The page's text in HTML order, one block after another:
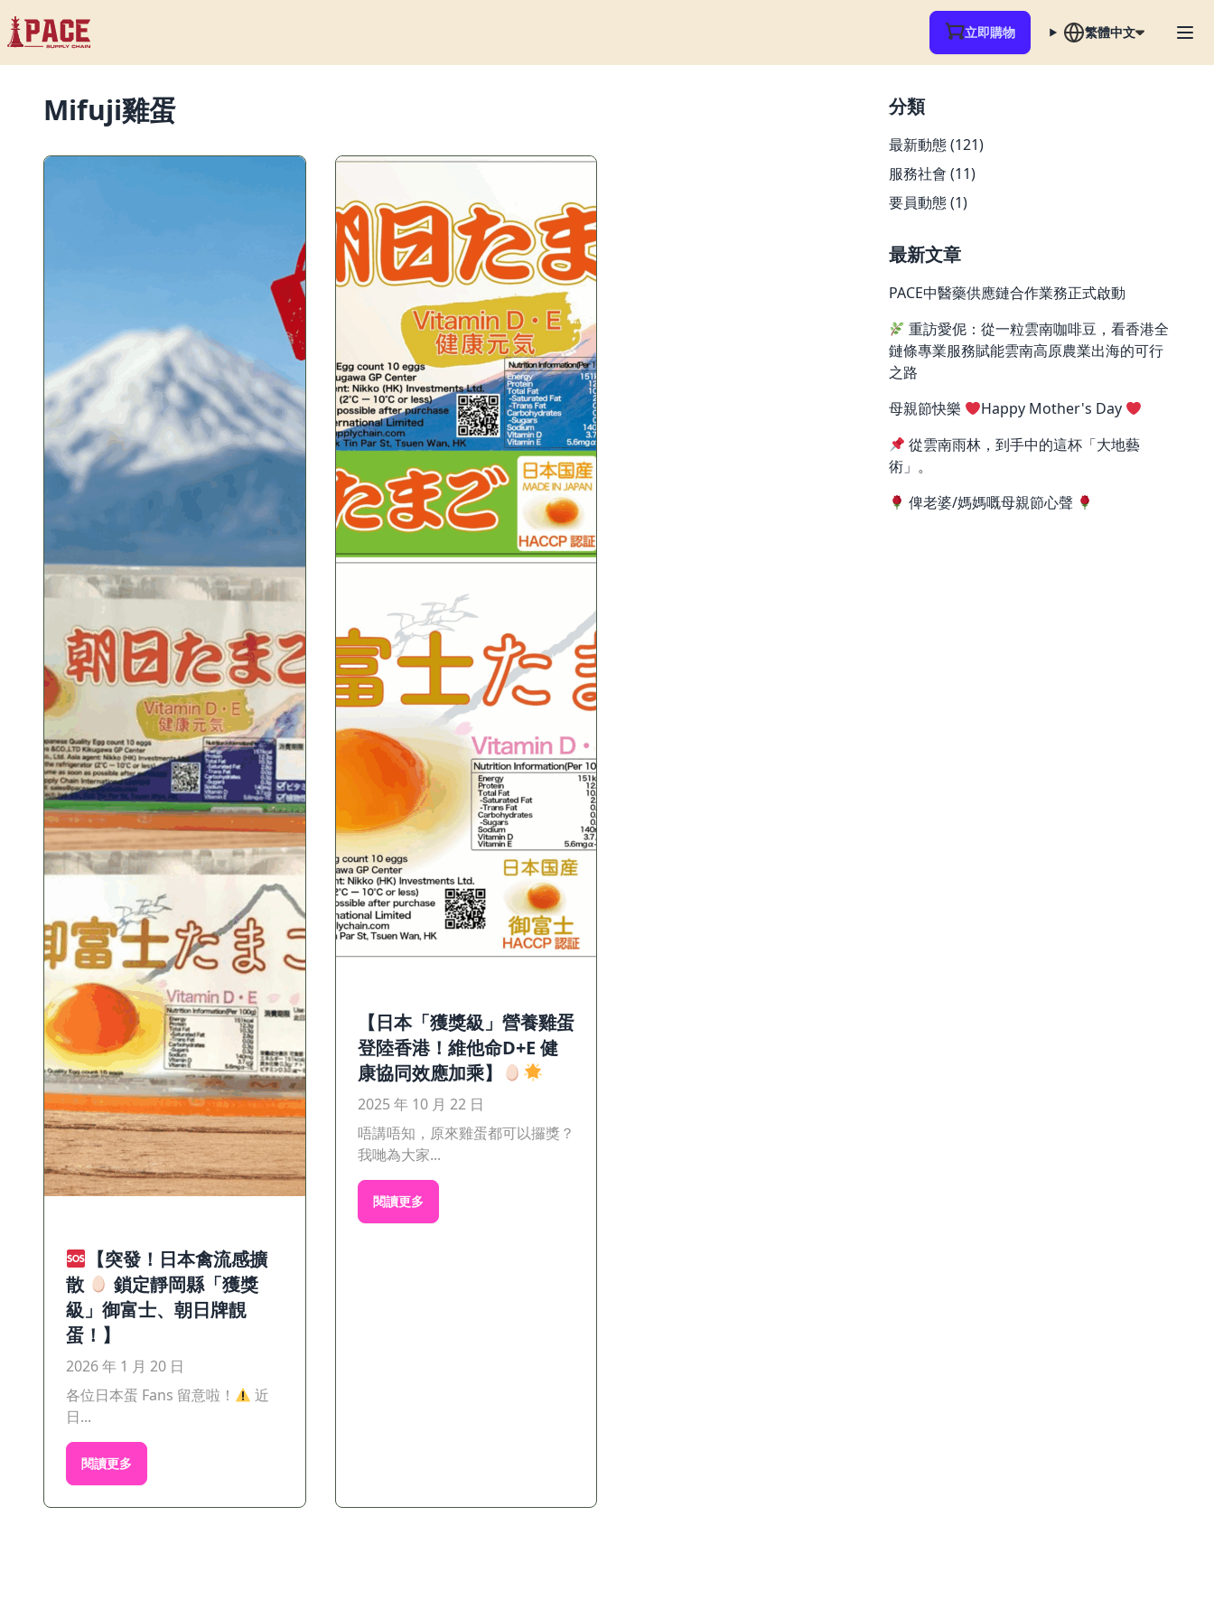
立即購物 繁體中文
Mifuji雞蛋
【突發！日本禽流感擴
散
鎖定靜岡縣「獲獎
級」御富士、朝日牌靚
蛋！】
2026 年 1 月 20 日
各位日本蛋 Fans 留意啦！
近
日...
閱讀更多
【日本「獲獎級」營養雞蛋
登陸香港！維他命D+E 健
康協同效應加乘】
2025 年 10 月 22 日
唔講唔知，原來雞蛋都可以攞獎？
我哋為大家...
閱讀更多
分類
最新動態(121)
服務社會 (11)
要員動態(1)
最新文章
PACE中醫藥供應鏈合作業務正式啟動
重訪愛伲：從一粒雲南咖啡豆，看香港全
鏈條專業服務賦能雲南高原農業出海的可行
之路
母親節快樂
Happy Mother's Day
從雲南雨林，到手中的這杯「大地藝
術」。
俾老婆/媽媽嘅母親節心聲